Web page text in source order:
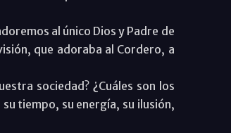
al único Dios y Padre de
que adoraba al Cordero, a
sociedad? ¿Cuáles son los
tiempo, su energía, su ilusión,